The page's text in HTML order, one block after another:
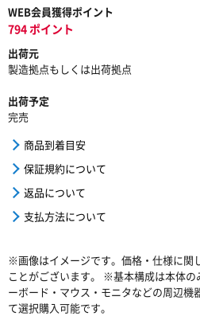
WEB会員獲得ポイント
794 ポイント
出荷元
製造拠点もしくは出荷拠点
出荷予定
完売
商品到着目安
保証規約について
返品について
支払方法について
※画像はイメージです。価格・仕様に関
ことがございます。 ※基本構成は本体
ーボード・マウス・モニタなどの周辺機
て選択購入可能です。